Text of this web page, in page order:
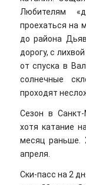
Любителям
проехаться на
до района
дорогу, с
от спуска в
солнечные
проходят
Сезон в
хотя катание
месяц раньше.
апреля.
Ски-пасс на 2